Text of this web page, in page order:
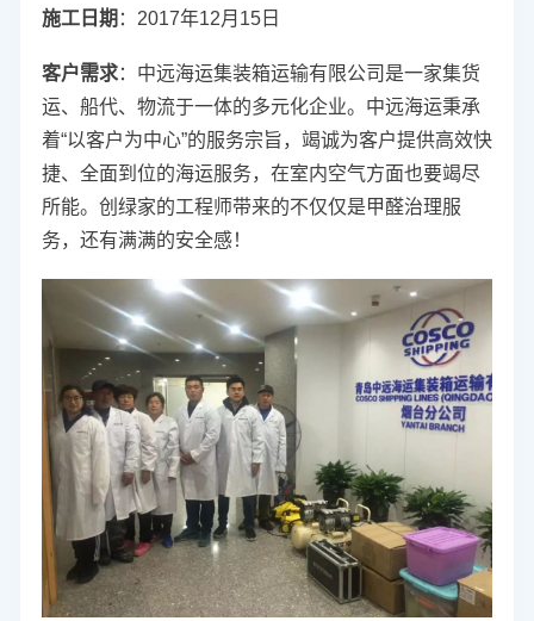
施工日期 ：2017年12月15日
客户需求： 中远海运集装箱运输有限公司是一家集货
运、船代、物流于一体的多元化企业。中远海运秉承
着“以客户为中心”的服务宗旨，竭诚为客户提供高效快
捷、全面到位的海运服务，在室内空气方面也要竭尽
所能。创绿家的工程师带来的不仅仅是甲醛治理服
务，还有满满的安全感！